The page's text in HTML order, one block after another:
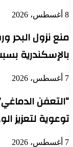
8 أغسطس، 2026
منع نزول البحر
بالإسكندرية
7 أغسطس، 2026
“التعفن
توعوية لتعزيز
7 أغسطس، 2026